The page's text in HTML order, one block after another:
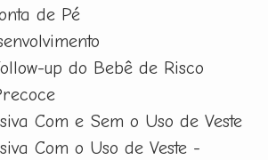
de Pé
up do Bebê de Risco
Com e Sem o Uso de Veste
Com o Uso de Veste -